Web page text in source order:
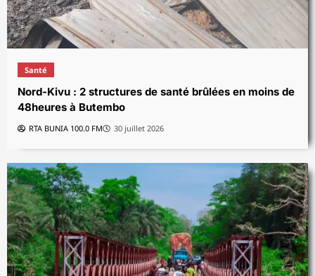
Santé
Nord-Kivu : 2 structures de santé brûlées en moins de
48heures à Butembo
RTA BUNIA 100.0 FM 30 juillet 2026